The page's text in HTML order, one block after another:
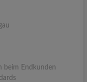
beim Endkunden